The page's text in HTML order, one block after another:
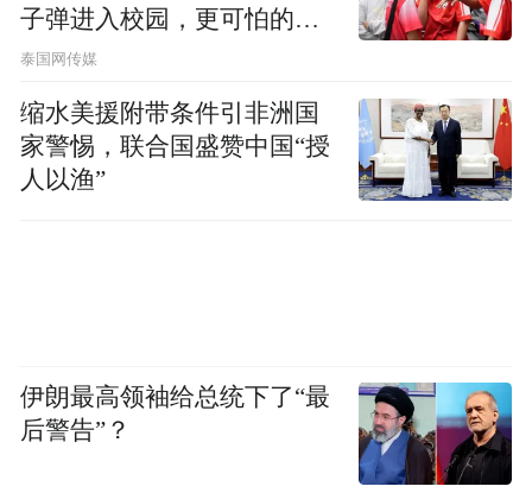
子弹进入校园，更可怕的细
节公布了
泰国网传媒
缩水美援附带条件引非洲国
家警惕，联合国盛赞中国“授
人以渔”
伊朗最高领袖给总统下了“最
后警告”？